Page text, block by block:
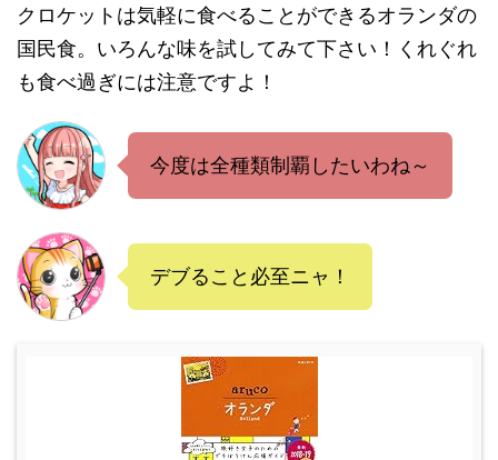
クロケットは気軽に食べることができるオランダの
国民食。いろんな味を試してみて下さい！くれぐれ
も食べ過ぎには注意ですよ！
今度は全種類制覇したいわね～
デブること必至ニャ！